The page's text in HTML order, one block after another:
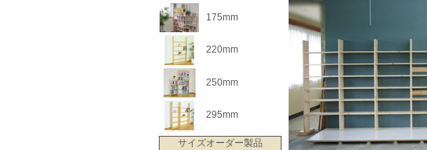
175mm
220mm
250mm
295mm
サイズオーダー製品